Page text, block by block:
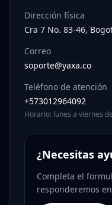
Dirección física
Cra 7 No. 83-46,
Correo
soporte@yaxa.co
Teléfono de atención
+573012964092
Horario: lunes a viernes
¿Necesitas
Completa el
responderemos